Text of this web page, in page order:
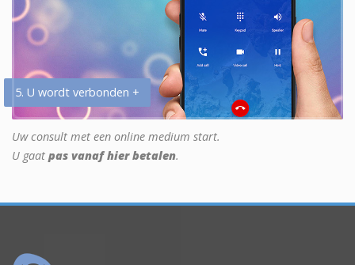
5. U wordt verbonden +
Uw consult met een online medium start.
U gaat pas vanaf hier betalen.